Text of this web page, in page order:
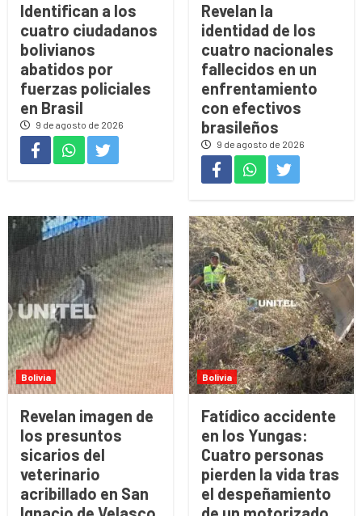
Identifican a los
cuatro ciudadanos
bolivianos
abatidos por
fuerzas policiales
en Brasil
9 de agosto de 2026
Revelan la
identidad de los
cuatro nacionales
fallecidos en un
enfrentamiento
con efectivos
brasileños
9 de agosto de 2026
Bolivia
Revelan imagen de
los presuntos
sicarios del
veterinario
acribillado en San
Bolivia
Fatídico accidente
en los Yungas:
Cuatro personas
pierden la vida tras
el despeñamiento